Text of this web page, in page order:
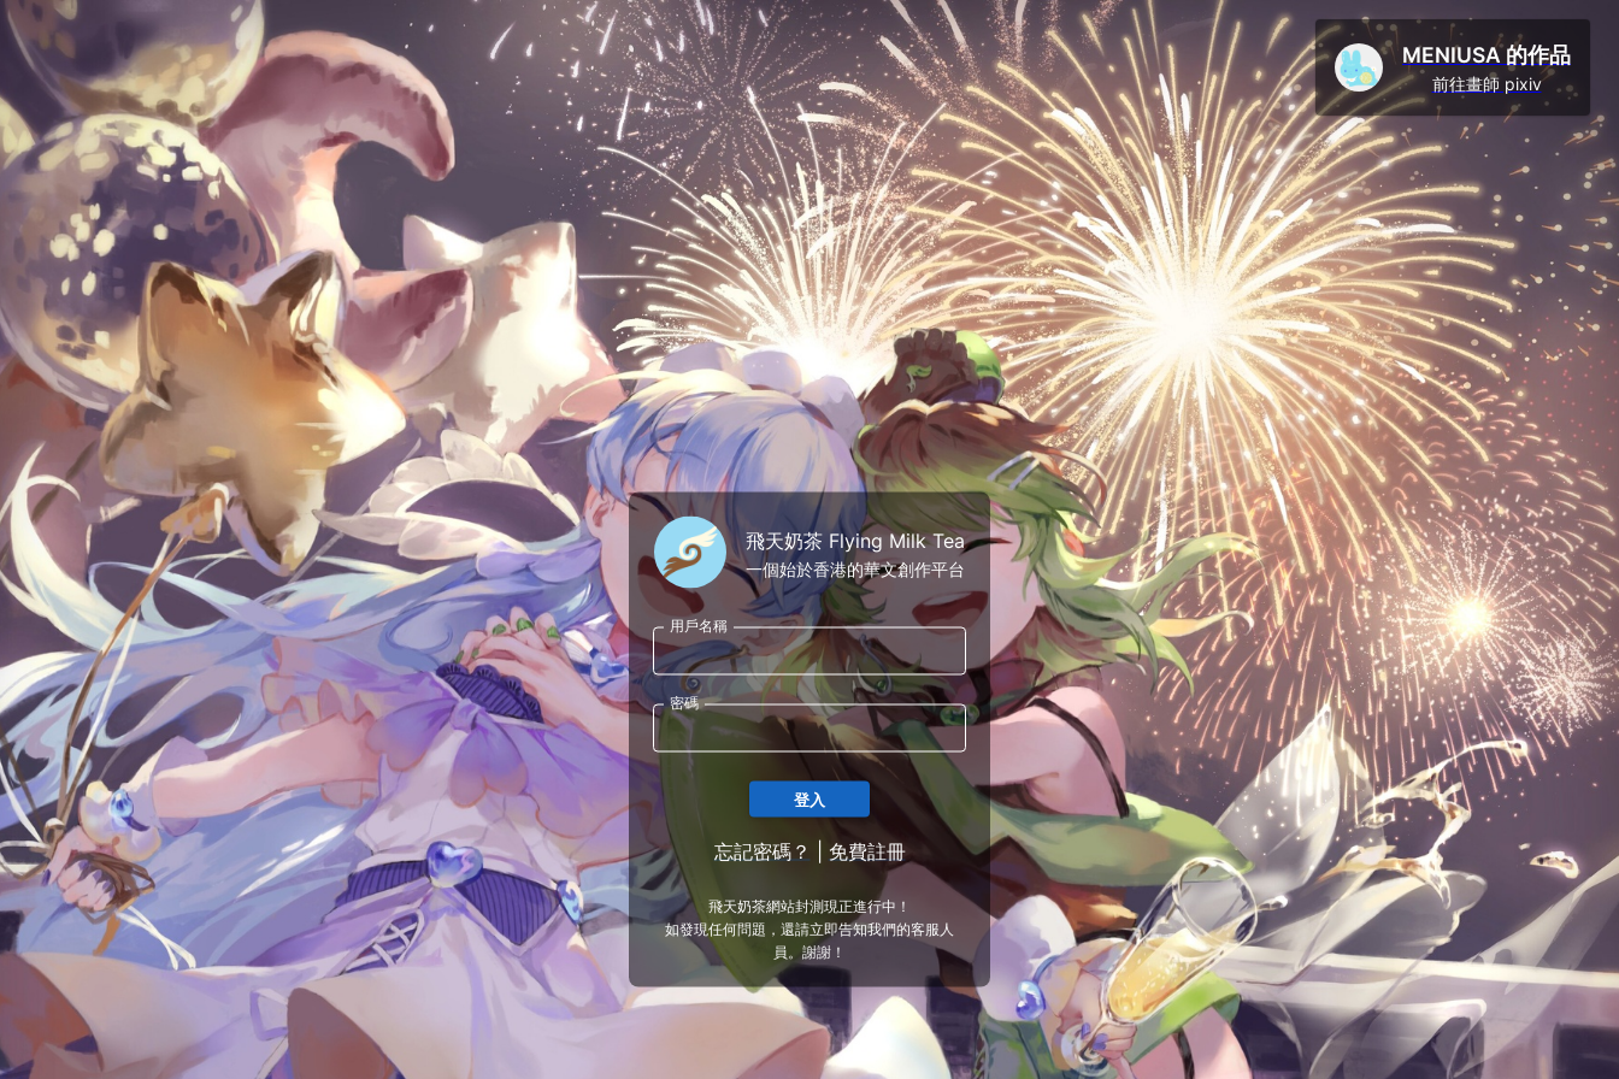
飛天奶茶 Flying Milk Tea
一個始於香港的華文創作平台
用戶名稱
密碼
登入
忘記密碼？ 免費註冊
飛天奶茶網站封測現正進行中！
如發現任何問題，還請立即告知我們的客服人
員。謝謝！
MENIUSA 的作品
前往畫師 pixiv